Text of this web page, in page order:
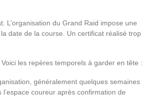
L’organisation du Grand Raid impose une
date de la course. Un certificat réalisé trop
les repères temporels à garder en tête :
généralement quelques semaines
coureur après confirmation de